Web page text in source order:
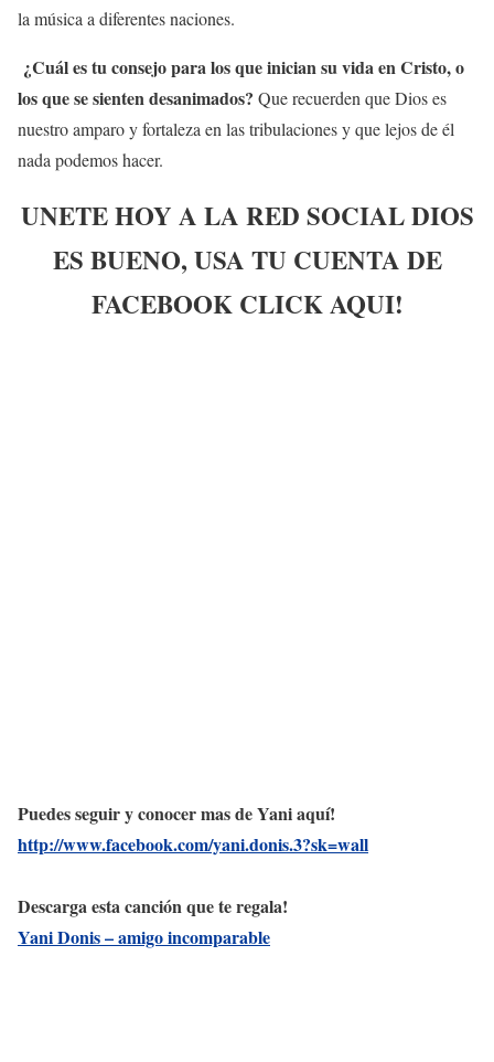
la música a diferentes naciones.
¿Cuál es tu consejo para los que inician su vida en Cristo, o
los que se sienten desanimados? Que recuerden que Dios es
nuestro amparo y fortaleza en las tribulaciones y que lejos de él
nada podemos hacer.
UNETE HOY A LA RED SOCIAL DIOS
ES BUENO, USA TU CUENTA DE
FACEBOOK CLICK AQUI!
Puedes seguir y conocer mas de Yani aquí!
http://www.facebook.com/yani.donis.3?sk=wall
Descarga esta canción que te regala!
Yani Donis – amigo incomparable